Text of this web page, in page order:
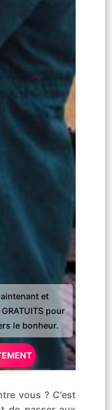
et
pour
le bonheur.
vous ? C'est